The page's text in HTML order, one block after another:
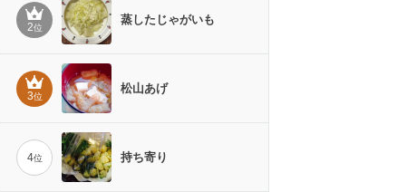
2位
蒸したじゃがいも
3位
松山あげ
4位 持ち寄り